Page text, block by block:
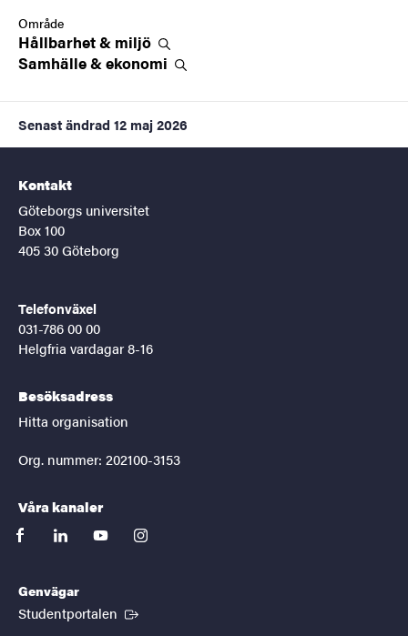
Område
Hållbarhet & miljö
Samhälle &ekonomi
Senast ändrad 12 maj 2026
Kontakt
Göteborgs universitet
Box 100
405 30 Göteborg
Telefonväxel
031-786 00 00
Helgfria vardagar 8-16
Besöksadress
Hitta organisation
Org. nummer: 202100-3153
Våra kanaler
facebooklinkedinyoutubeinstagram
Genvägar
Studentportalen (Extern länk)